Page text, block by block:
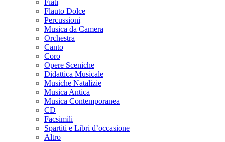
Fiati
Flauto Dolce
Percussioni
Musica da Camera
Orchestra
Canto
Coro
Opere Sceniche
Didattica Musicale
Musiche Natalizie
Musica Antica
Musica Contemporanea
CD
Facsimili
Spartiti e Libri d’occasione
Altro